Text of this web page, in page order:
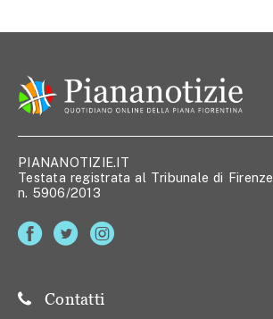
PIANANOTIZIE.IT
Testata registrata al Tribunale di Firenze,
n. 5906/2013
Contatti